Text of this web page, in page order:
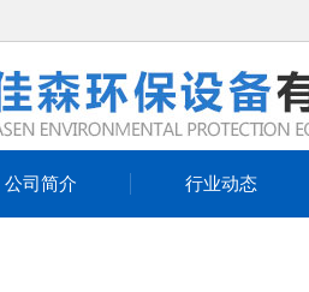
公司简介 行业动态